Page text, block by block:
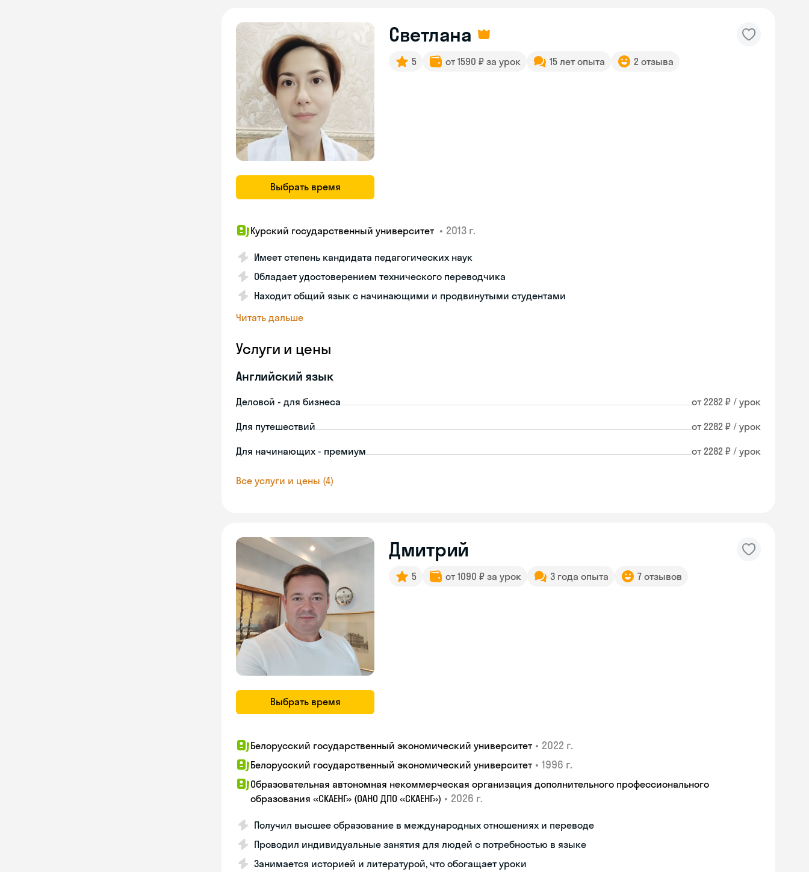
Выбрать время
Светлана
5 от 1590 ₽ за урок 15 лет опыта 2 отзыва
Курский государственный университет • 2013 г.
Имеет степень кандидата педагогических наук
Обладает удостоверением технического переводчика
Находит общий язык с начинающими и продвинутыми студентами
Читать дальше
Услуги и цены
Английский язык
Деловой - для бизнеса от 2282 ₽ / урок
Для путешествий от 2282 ₽ / урок
Для начинающих - премиум от 2282 ₽ / урок
Все услуги и цены (4)
Выбрать время
Дмитрий
5 от 1090 ₽ за урок 3 года опыта 7 отзывов
Белорусский государственный экономический университет • 2022 г.
Белорусский государственный экономический университет • 1996 г.
Образовательная автономная некоммерческая организация дополнительного профессионального
образования «СКАЕНГ» (ОАНО ДПО «СКАЕНГ») • 2026 г.
Получил высшее образование в международных отношениях и переводе
Проводил индивидуальные занятия для людей с потребностью в языке
Занимается историей и литературой, что обогащает уроки